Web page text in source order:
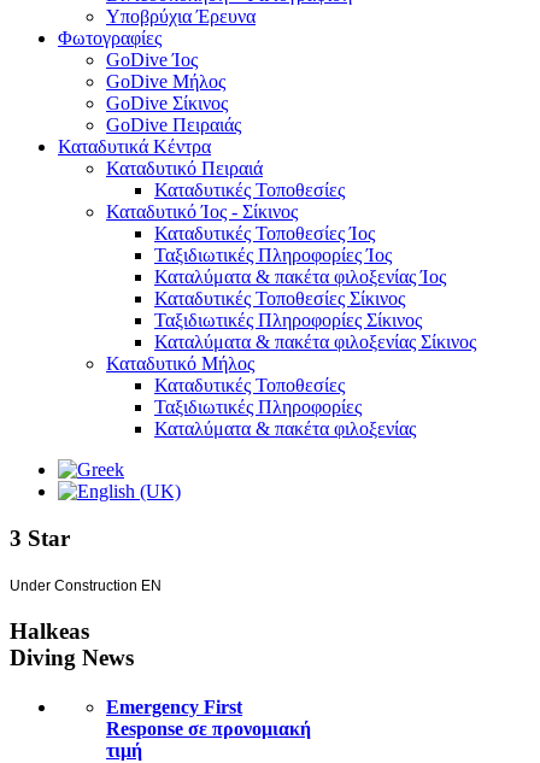
Υποβρύχια Έρευνα
Φωτογραφίες
GoDive Ίος
GoDive Μήλος
GoDive Σίκινος
GoDive Πειραιάς
Καταδυτικά Κέντρα
Καταδυτικό Πειραιά
Καταδυτικές Τοποθεσίες
Καταδυτικό Ίος - Σίκινος
Καταδυτικές Τοποθεσίες Ίος
Ταξιδιωτικές Πληροφορίες Ίος
Καταλύματα & πακέτα φιλοξενίας Ίος
Καταδυτικές Τοποθεσίες Σίκινος
Ταξιδιωτικές Πληροφορίες Σίκινος
Καταλύματα & πακέτα φιλοξενίας Σίκινος
Καταδυτικό Μήλος
Καταδυτικές Τοποθεσίες
Ταξιδιωτικές Πληροφορίες
Καταλύματα & πακέτα φιλοξενίας
3 Star
Under Construction EN
Halkeas
Diving News
Emergency First
Response σε προνομιακή
τιμή